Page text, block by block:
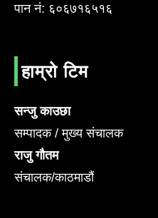
पान नं: ६०६७१६५१६
हाम्रो टिम
सन्जु काउछा
सम्पादक / मुख्य संचालक
राजु गौतम
संचालक/काठमाडौं